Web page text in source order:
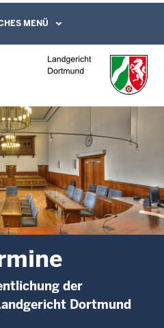
MENÜ
der
Dortmund